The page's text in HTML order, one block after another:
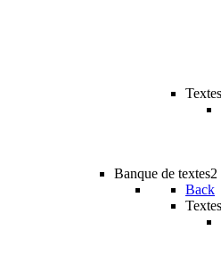
Banque de textes2
Back